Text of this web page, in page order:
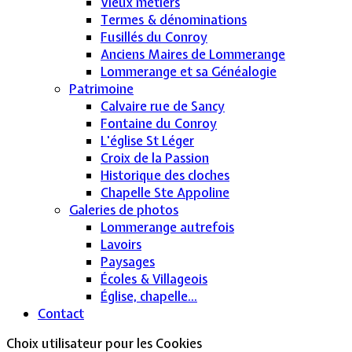
Termes & dénominations
Fusillés du Conroy
Anciens Maires de Lommerange
Lommerange et sa Généalogie
Patrimoine
Calvaire rue de Sancy
Fontaine du Conroy
L'église St Léger
Croix de la Passion
Historique des cloches
Chapelle Ste Appoline
Galeries de photos
Lommerange autrefois
Lavoirs
Paysages
Écoles & Villageois
Église, chapelle...
Contact
Choix utilisateur pour les Cookies